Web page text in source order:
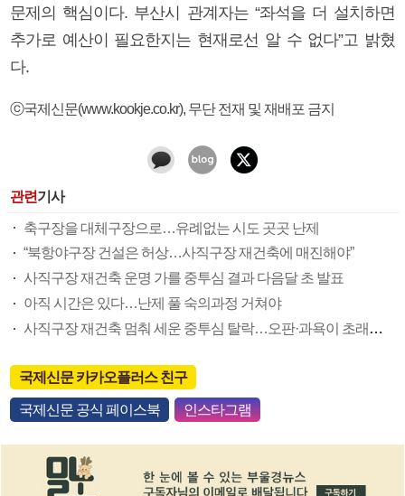
문제의 핵심이다. 부산시 관계자는 “좌석을 더 설치하면
추가로 예산이 필요한지는 현재로선 알 수 없다”고 밝혔
다.
ⓒ국제신문(www.kookje.co.kr), 무단 전재 및 재배포 금지
관련기사
축구장을 대체구장으로…유례없는 시도 곳곳 난제
“북항야구장 건설은 허상…사직구장 재건축에 매진해야”
사직구장 재건축 운명 가를 중투심 결과 다음달 초 발표
아직 시간은 있다…난제 풀 숙의과정 거쳐야
사직구장 재건축 멈춰 세운 중투심 탈락…오판·과욕이 초래했나
국제신문 카카오플러스 친구
국제신문 공식 페이스북 인스타그램